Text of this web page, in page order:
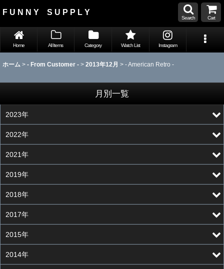
F U N N Y S U P P L Y
Search Cart
Home All Items Category Watch List Instagram
ホーム > - From Customer - > 2013年12月 > - American Retro -
月別一覧
2023年
2022年
2021年
2019年
2018年
2017年
2015年
2014年